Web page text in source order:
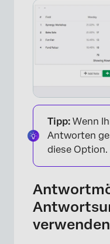
Tipp: Wenn
Antworten
diese Option.
verwenden